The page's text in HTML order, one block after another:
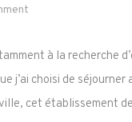
on
Hotel:
de
à la recherche
j’ai choisi de séjourner
cet établissement